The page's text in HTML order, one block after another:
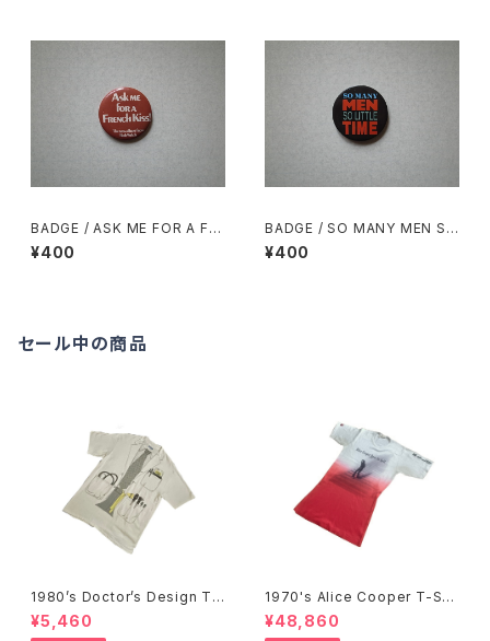
BADGE / ASK ME FOR A FR
ENCH Kiss!
¥400
BADGE / SO MANY MEN SO
LITTLE TIME
¥400
セール中の商品
1980’s Doctor’s Design Tr
ompe-l'œil T-Shirts -1980
年代 騙し絵Tシャツ-
¥5,460
1970's Alice Cooper T-Shi
rts -1970年代 アリス・クーパ
ーTシャツ-
¥48,860